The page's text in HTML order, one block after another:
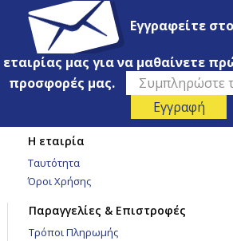
Εγγραφείτε
εταιρίας μας για να μαθαίνετε
προσφορές μας.
Η εταιρία
Ταυτότητα
Όροι Χρήσης
Παραγγελίες & Επιστροφές
Τρόποι Πληρωμής